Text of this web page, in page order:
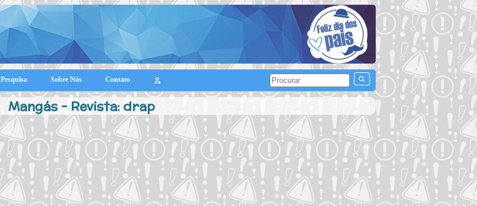
Pesquisa Sobre Nós Contato
Mangás - Revista: drap